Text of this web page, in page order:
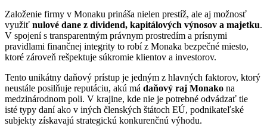
Založenie firmy v Monaku prináša nielen prestíž, ale aj možnosť
využiť nulové dane z dividend, kapitálových výnosov a majetku.
V spojení s transparentným právnym prostredím a prísnymi
pravidlami finančnej integrity to robí z Monaka bezpečné miesto,
ktoré zároveň rešpektuje súkromie klientov a investorov.
Tento unikátny daňový prístup je jedným z hlavných faktorov, ktorý
neustále posilňuje reputáciu, akú má daňový raj Monako na
medzinárodnom poli. V krajine, kde nie je potrebné odvádzať tie
isté typy daní ako v iných členských štátoch EÚ, podnikateľské
subjekty získavajú strategickú konkurenčnú výhodu.